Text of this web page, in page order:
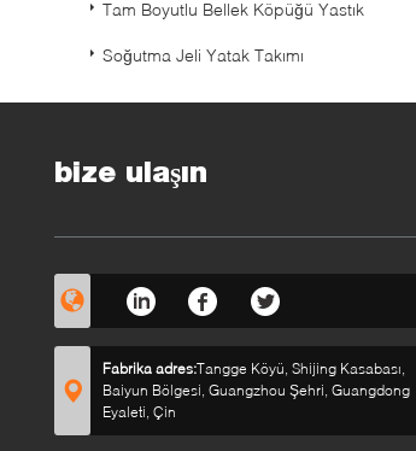
Tam Boyutlu Bellek Köpüğü Yastık
Soğutma Jeli Yatak Takımı
bize ulaşın
Fabrika adres:Tangge Köyü, Shijing Kasabası,
Baiyun Bölgesi, Guangzhou Şehri, Guangdong
Eyaleti, Çin